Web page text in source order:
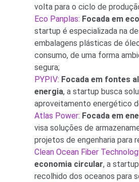
volta para o ciclo de
Eco Panplas: Focada em
startup é especializada na
embalagens plásticas de
consumo, de uma forma
segura;
PYPIV: Focada em fontes
energia, a startup busca
aproveitamento energético
Atlas Power: Focada em
visa soluções de
projetos de engenharia para
Clean Ocean Fiber
economia circular, a
recolhido dos oceanos para